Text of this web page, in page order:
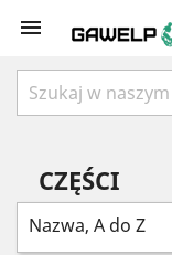

CZĘŚCI
Nazwa, A do Z